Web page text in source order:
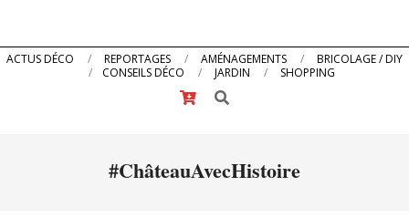
Primary
ACTUS DÉCO REPORTAGES AMÉNAGEMENTS
BRICOLAGE / DIY
CONSEILS DÉCO
JARDIN
SHOPPING
Search
#ChâteauAvecHistoire